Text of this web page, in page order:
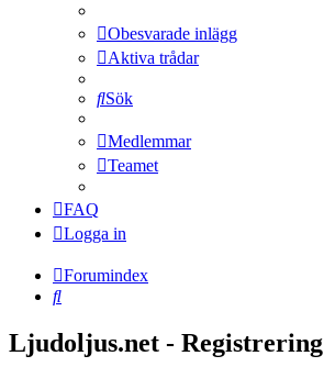
Obesvarade inlägg
Aktiva trådar
Sök
Medlemmar
Teamet
FAQ
Logga in
Forumindex
Sök
Ljudoljus.net - Registrering